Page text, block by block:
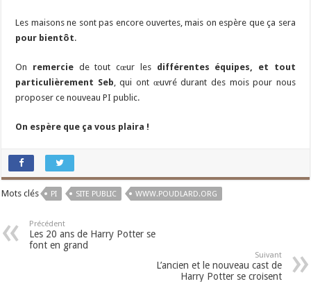
Les maisons ne sont pas encore ouvertes, mais on espère que ça sera
pour bientôt.
On remerciede tout cœur les différentes équipes, et tout
particulièrement Seb, qui ont œuvré durant des mois pour nous
proposer ce nouveau PI public.
On espère que ça vous plaira !
Mots clés PI SITE PUBLIC WWW.POUDLARD.ORG
Précédent
Les 20 ans de Harry Potter se
font en grand
Suivant
L’ancien et le nouveau cast de
Harry Potter se croisent